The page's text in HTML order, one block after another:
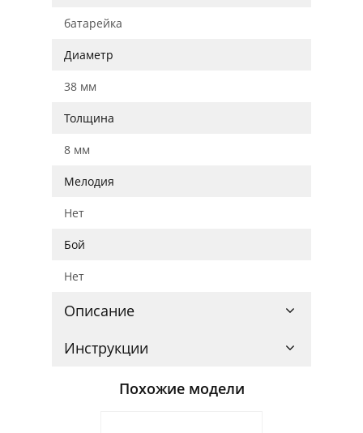
батарейка
Диаметр
38 мм
Толщина
8 мм
Мелодия
Нет
Бой
Нет
Описание
Инструкции
Похожие модели